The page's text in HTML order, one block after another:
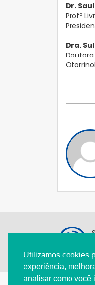
Utilizamos cookies
experiência,
analisar como você
Dr.
Profº
Dra.
Doutora